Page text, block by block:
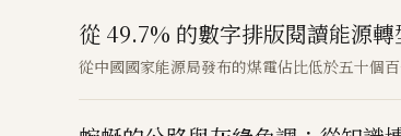
從 49.7% 的數字排版閱讀能源
從中國國家能源局發布的煤電佔比低於五十個